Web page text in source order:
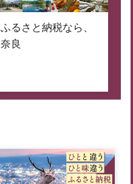
ふるさと納税なら、
奈良